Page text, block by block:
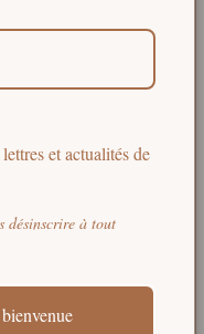
avant tout
Fondée par
cette marque
et de
leurs
cette volonté
et actualités de
désinscrire à tout